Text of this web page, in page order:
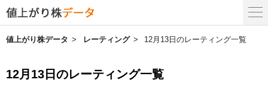
値上がり株データ レーティング 12月13日のレーティング一覧
12月13日のレーティング一覧